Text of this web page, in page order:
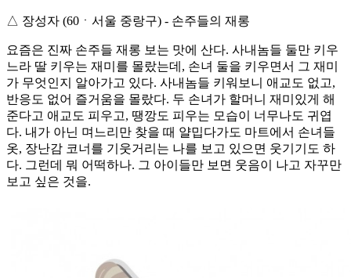
△ 장성자 (60ㆍ서울 중랑구) - 손주들의 재롱
요즘은 진짜 손주들 재롱 보는 맛에 산다. 사내놈들 둘만 키우
느라 딸 키우는 재미를 몰랐는데, 손녀 둘을 키우면서 그 재미
가 무엇인지 알아가고 있다. 사내놈들 키워보니 애교도 없고,
반응도 없어 즐거움을 몰랐다. 두 손녀가 할머니 재미있게 해
준다고 애교도 피우고, 땡깡도 피우는 모습이 너무나도 귀엽
다. 내가 아닌 며느리만 찾을 때 얄밉다가도 마트에서 손녀들
옷, 장난감 코너를 기웃거리는 나를 보고 있으면 웃기기도 하
다. 그런데 뭐 어떡하나. 그 아이들만 보면 웃음이 나고 자꾸만
보고 싶은 것을.